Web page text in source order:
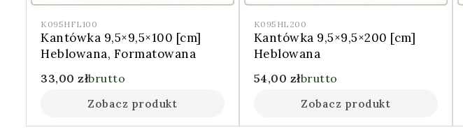
K095HFL100
Kantówka 9,5×9,5×100 [cm]
Heblowana, Formatowana
33,00 złbrutto
Zobacz produkt
K095HL200
Kantówka 9,5×9,5×200 [cm]
Heblowana
54,00 złbrutto
Zobacz produkt